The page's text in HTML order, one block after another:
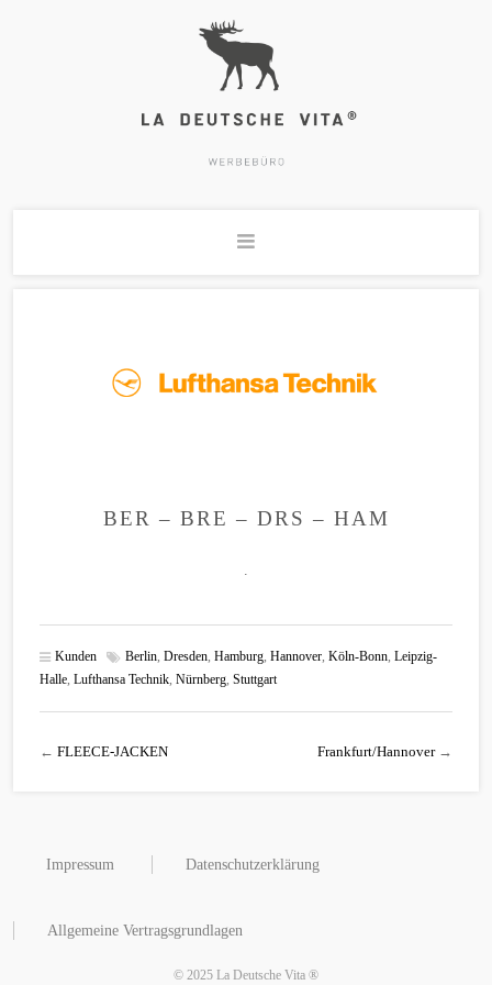
BER – BRE – DRS – HAM
.
Kunden Berlin, Dresden, Hamburg, Hannover, Köln-Bonn, Leipzig-
Halle, Lufthansa Technik, Nürnberg, Stuttgart
← FLEECE-JACKEN Frankfurt/Hannover→
Impressum Datenschutzerklärung
Allgemeine Vertragsgrundlagen
© 2025 La Deutsche Vita ®